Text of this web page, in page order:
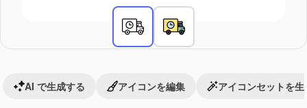
AI で生成する アイコンを編集 アイコンセットを生